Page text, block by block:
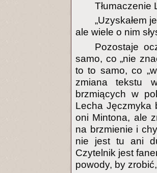
Tłumaczenie
„Uzyskałem
ale wiele o nim
Pozostaje
samo, co „nie
to to samo, co
zmiana tekstu
brzmiących w
Lecha Jęczmyka
oni Mintona, ale
na brzmienie i
nie jest tu ani
Czytelnik jest
powody, by